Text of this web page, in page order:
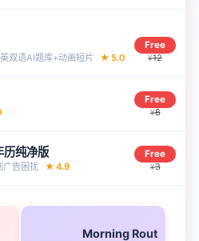
双语AI题库+动画短‪片‬ ★ 5.0
Free
¥12
Free
¥8
历纯净版
广告困‪扰‬ ★ 4.9
Free
¥3
Morning Routine